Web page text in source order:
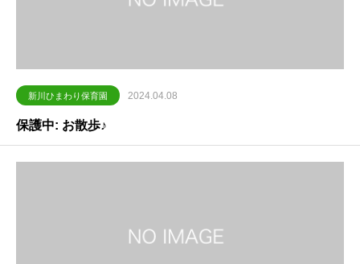
新川ひまわり保育園 2024.04.08
保護中: お散歩♪